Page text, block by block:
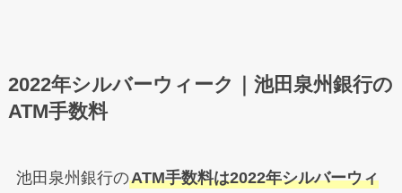
2022年シルバーウィーク｜池田泉州銀行の
ATM手数料
池田泉州銀行のATM手数料は2022年シルバーウィ